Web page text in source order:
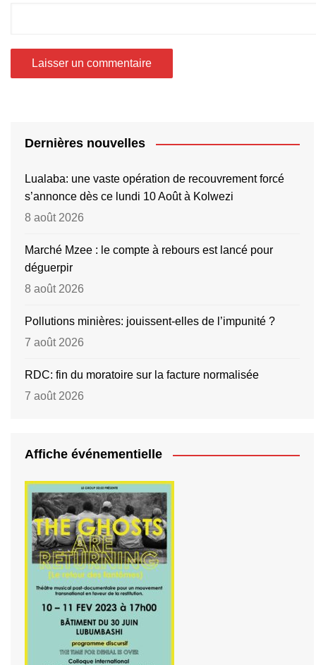
Dernières nouvelles
Lualaba: une vaste opération de recouvrement forcé
s’annonce dès ce lundi 10 Août à Kolwezi
8 août 2026
Marché Mzee : le compte à rebours est lancé pour
déguerpir
8 août 2026
Pollutions minières: jouissent-elles de l’impunité ?
7 août 2026
RDC: fin du moratoire sur la facture normalisée
7 août 2026
Affiche événementielle